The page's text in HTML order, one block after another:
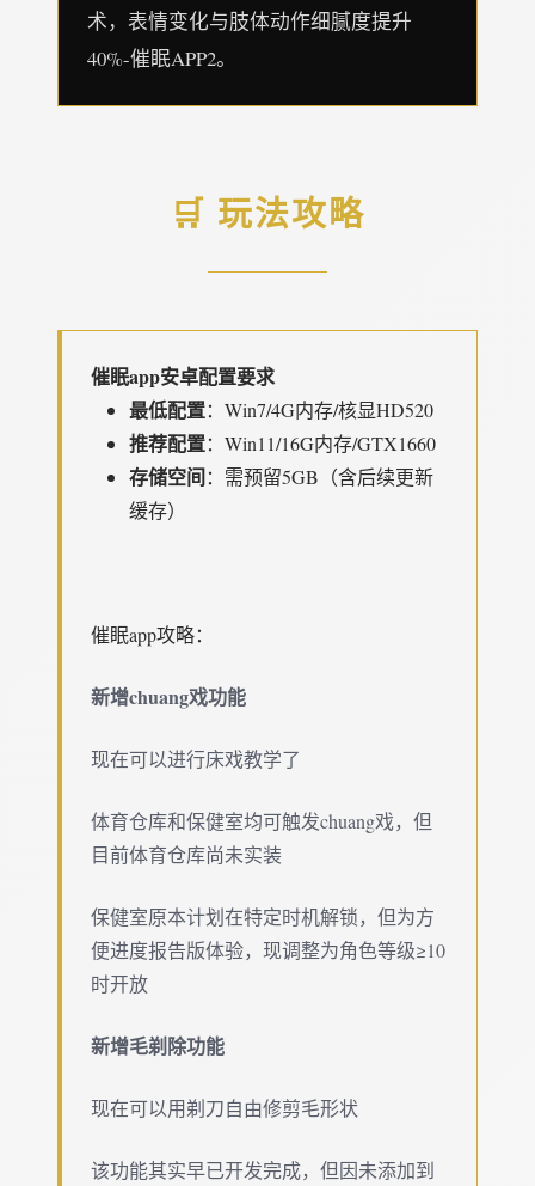
术，表情变化与肢体动作细腻度提升
40%-催眠APP2。
🛒 玩法攻略
催眠app安卓配置要求
​最低配置​​：Win7/4G内存/核显HD520
​推荐配置​​：Win11/16G内存/GTX1660
​存储空间​​：需预留5GB（含后续更新
缓存）
催眠app攻略：
新增chuang戏功能
现在可以进行床戏教学了
体育仓库和保健室均可触发chuang戏，但
目前体育仓库尚未实装
保健室原本计划在特定时机解锁，但为方
便进度报告版体验，现调整为角色等级≥10
时开放
新增毛剃除功能
现在可以用剃刀自由修剪毛形状
该功能其实早已开发完成，但因未添加到